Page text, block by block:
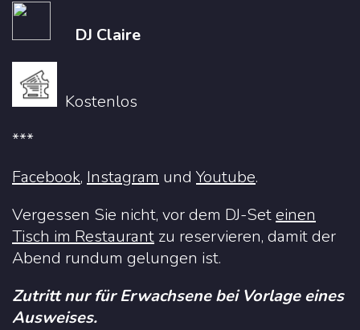
DJ Claire
Kostenlos
***
Facebook, Instagram und Youtube.
Vergessen Sie nicht, vor dem DJ-Seteinen
Tisch im Restaurant zu reservieren, damit der
Abend rundum gelungen ist.
Zutritt nur für Erwachsene bei Vorlage eines
Ausweises.